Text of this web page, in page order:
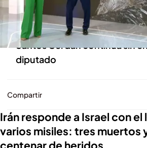
varios misiles: tres muertos y
centenar de heridos
Santos Cerdán continúa sin
diputado
Compartir
Irán responde a Israel con el
varios misiles: tres muertos
centenar de heridos